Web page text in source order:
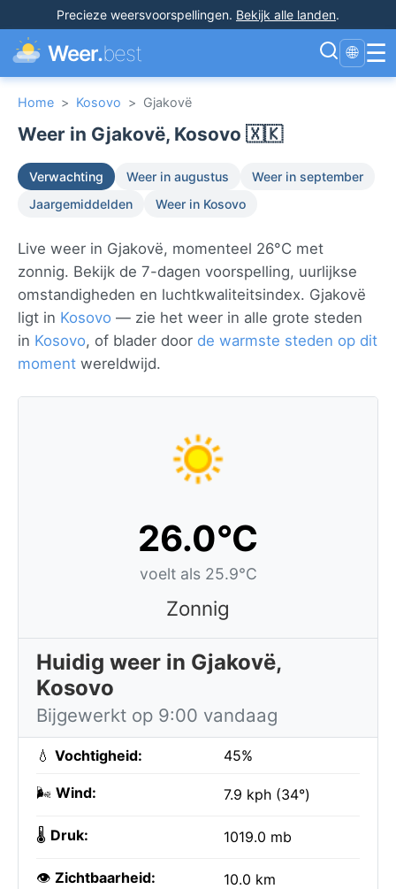
Precieze weersvoorspellingen. Bekijk alle landen.
Weer.best 🌐 ☰
Home > Kosovo > Gjakovë
Weer in Gjakovë, Kosovo 🇽🇰
Verwachting Weer in augustus
Weer in september
Jaargemiddelden
Weer in Kosovo
Live weer in Gjakovë, momenteel 26°C met
zonnig. Bekijk de 7-dagen voorspelling, uurlijkse
omstandigheden en luchtkwaliteitsindex. Gjakovë
ligt in Kosovo — zie het weer in alle grote steden
in Kosovo, of blader door de warmste steden op dit
moment wereldwijd.
26.0°C
voelt als 25.9°C
Zonnig
Huidig weer in Gjakovë,
Kosovo
Bijgewerkt op 9:00 vandaag
💧 Vochtigheid: 45%
🌬️ Wind: 7.9 kph (34°)
🌡️ Druk: 1019.0 mb
👁️ Zichtbaarheid: 10.0 km